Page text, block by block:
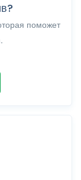
поможет